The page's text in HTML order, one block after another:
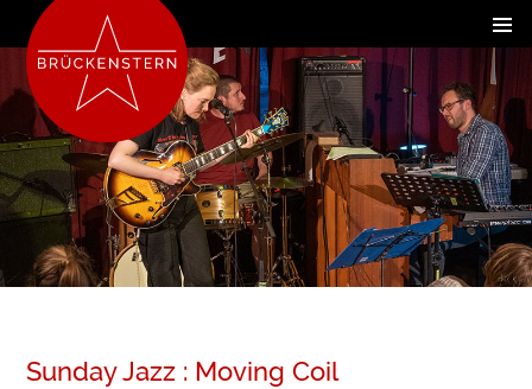
Sunday Jazz : Moving Coil